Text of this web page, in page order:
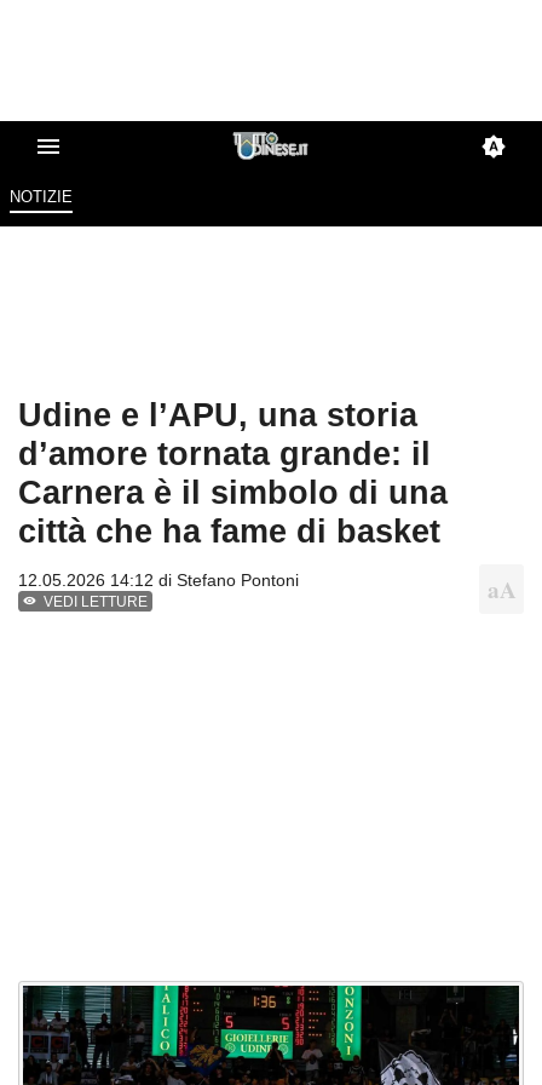
NOTIZIE
Udine e l’APU, una storia
d’amore tornata grande: il
Carnera è il simbolo di una
città che ha fame di basket
12.05.2026 14:12 di Stefano Pontoni
VEDI LETTURE